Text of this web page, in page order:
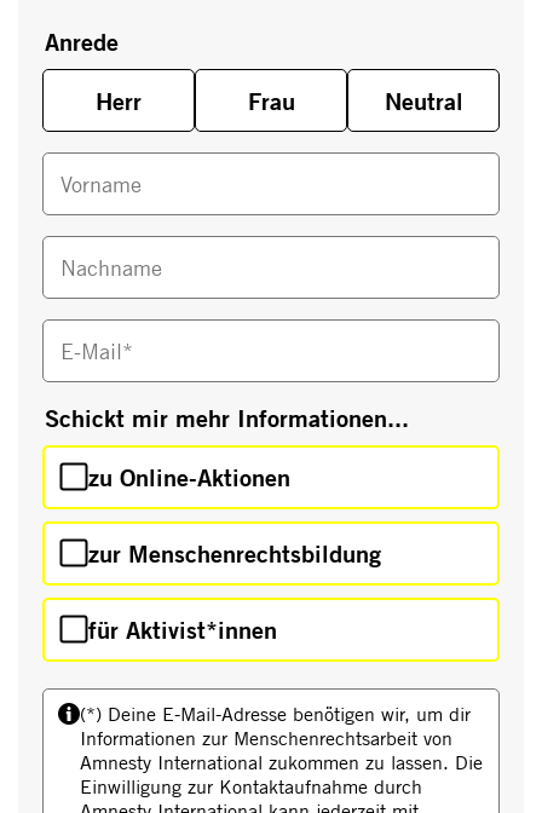
Anrede
Herr
Frau Neutral
Vorname
Nachname
E-Mail*
Schickt mir mehr Informationen...
zu Online-Aktionen
zur Menschenrechtsbildung
für Aktivist*innen
(*) Deine E-Mail-Adresse benötigen wir, um dir
Informationen zur Menschenrechtsarbeit von
Amnesty International zukommen zu lassen. Die
Einwilligung zur Kontaktaufnahme durch